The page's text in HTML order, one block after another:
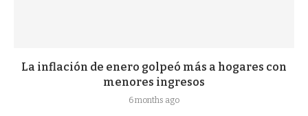
La inflación de enero golpeó más a hogares con
menores ingresos
6 months ago